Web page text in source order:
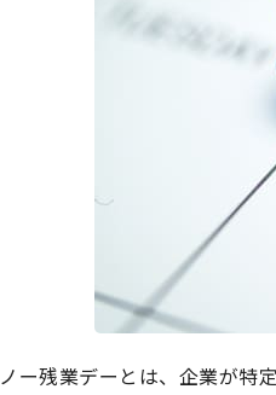
ノー残業デーとは、企業が特